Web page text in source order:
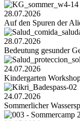
28.07.2026
Auf den Spuren der
28.07.2026
Bedeutung gesunder
24.07.2026
Kindergarten
24.07.2026
Sommerlicher